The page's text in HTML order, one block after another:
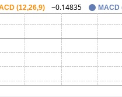
(12,26,9) −0.14835 MACD